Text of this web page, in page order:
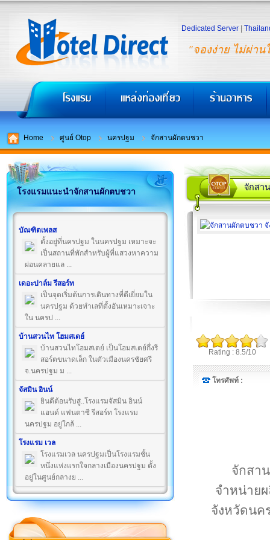
"จองง่าย ไม่ผ่าน
Dedicated Server
Home ศูนย์ Otop นครปฐม จักสานผักตบชวา
โรงแรมแนะนำจักสานผักตบชวา
บัณฑิตเพลส
ตั้งอยู่ที่นครปฐม ในนครปฐม เหมาะจะ
เป็นสถานที่พักสำหรับผู้ที่แสวงหาความ
ผ่อนคลายแล ...
เดอะปาล์ม รีสอร์ท
เป็นจุดเริ่มต้นการเดินทางที่ดีเยี่ยมใน
นครปฐม ด้วยทำเลที่ตั้งอันเหมาะเจาะ
ใน นครป ...
บ้านสวนไท โฮมสเตย์
บ้านสวนไทโฮมสเตย์ เป็นโฮมสเตย์กึ่งรี
สอร์ตขนาดเล็ก ในตัวเมืองนครชัยศรี
จ.นครปฐม ม ...
จัสมิน อินน์
ยินดีต้อนรับสู่..โรงแรมจัสมิน อินน์
แอนด์ แฟนตาซี รีสอร์ท โรงแรม
นครปฐม อยู่ใกล้ ...
โรงแรม เวล
โรงแรมเวล นครปฐมเป็นโรงแรมชั้น
หนึ่งแห่งแรกใจกลางเมืองนครปฐม ตั้ง
อยู่ในศูนย์กลางย ...
จักสา
Rating : 8.5/10
โทรศัพท์ :
จักสา
จำหน่าย
จังหวัดนค